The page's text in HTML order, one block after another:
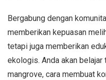
Bergabung dengan
memberikan kepuasan
tetapi juga memberikan
ekologis. Anda akan
mangrove, cara membuat